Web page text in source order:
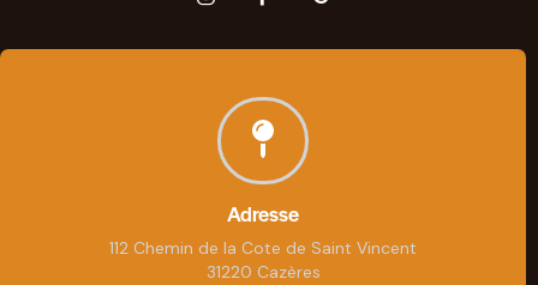
Adresse
112 Chemin de la Cote de Saint Vincent
31220 Cazères